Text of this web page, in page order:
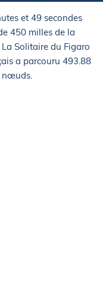
et 49 secondes
450 milles de la
Solitaire du Figaro
a parcouru 493.88
nœuds.